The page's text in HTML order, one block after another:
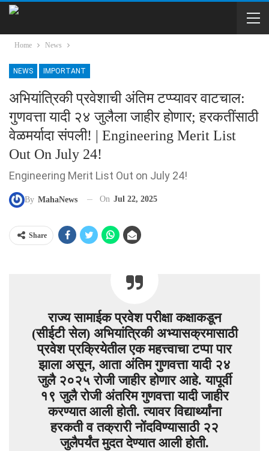
Home News
NEWS IMPORTANT
अभियांत्रिकी प्रवेशाची अंतिम टप्प्यावर वाटचाल:
गुणवत्ता यादी २४ जुलैला जाहीर होणार; हरकतींसाठी
वेळमर्यादा संपली! | Engineering Merit List
Out On July 24!
Engineering Merit List Out on July 24!
By MahaNews On Jul 22, 2025
Share
राज्य सामाईक प्रवेश परीक्षा कक्षाकडून
(सीईटी सेल) अभियांत्रिकी अभ्यासक्रमासाठी
प्रवेश प्रक्रियेतील एक महत्त्वाचा टप्पा पार
झाला असून, आता अंतिम गुणवत्ता यादी २४
जुलै २०२५ रोजी जाहीर होणार आहे. यापूर्वी
१९ जुलै रोजी अंतरिम गुणवत्ता यादी जाहीर
करण्यात आली होती. त्यावर विद्यार्थ्यांना
हरकती व तक्रारी नोंदविण्यासाठी २२
जुलैपर्यंत मुदत देण्यात आली होती.